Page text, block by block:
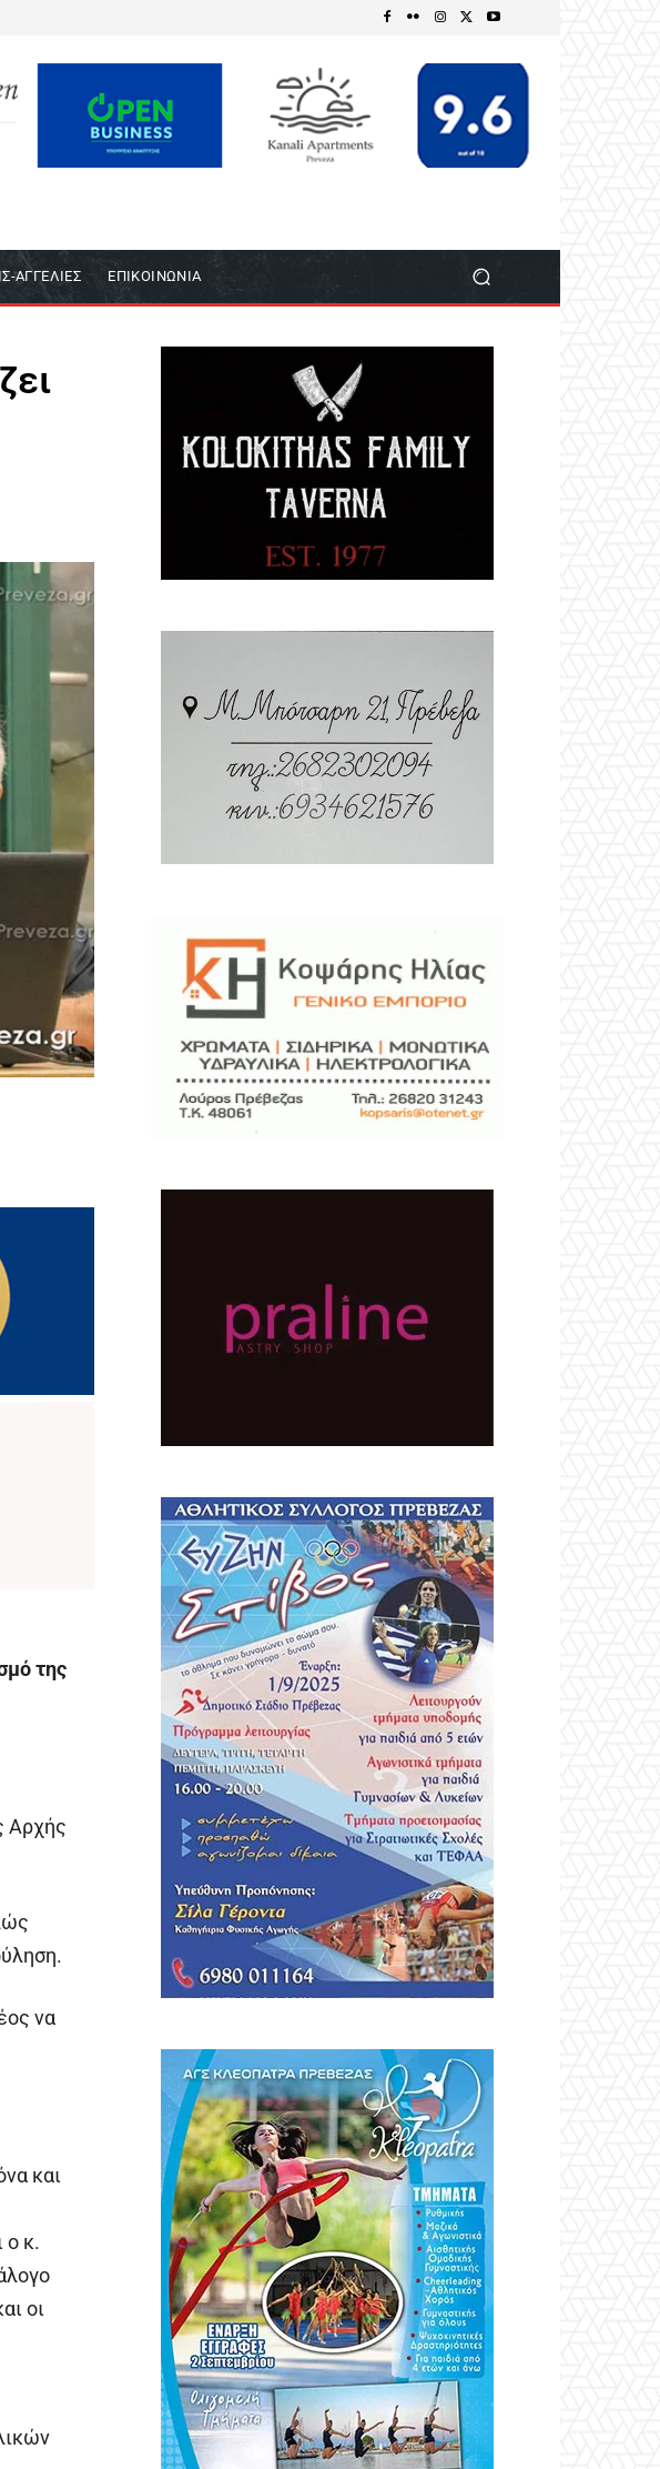
ΑΓΓΕΛΊΕΣ ΕΠΙΚΟΙΝΩΝΙΑ
της
Αρχής
να
και
ο κ.
οι